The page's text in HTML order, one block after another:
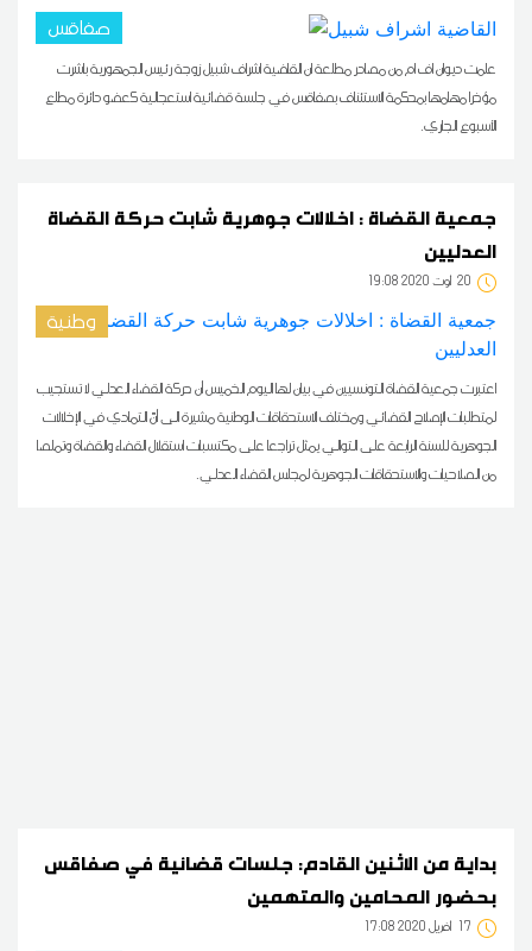
صفاقس
علمت ديوان اف ام من مصادر مطلعة ان القاضية اشراف شبيل زوجة رئيس الجمهورية باشرت
مؤخرا مهامها بمحكمة الاستئناف بصفاقس في جلسة قضائية استعجالية كعضو دائرة مطلع
الأسبوع الجاري.
جمعية القضاة : اخلالات جوهرية شابت حركة القضاة
العدليين
20 19:08 2020 أوت
وطنية
اعتبرت جمعية القضاة التونسيين في بيان لها اليوم الخميس أن حركة القضاء العدلي لا تستجيب
لمتطلبات الإصلاح القضائي ومختلف الاستحقاقات الوطنية مشيرة الى أنّ التمادي في الإخلالات
الجوهرية للسنة الرابعة على التوالي يمثل تراجعا على مكتسبات استقلال القضاء والقضاة وتملصا
من الصلاحيات والاستحقاقات الجوهرية لمجلس القضاء العدلي.
بداية من الاثنين القادم: جلسات قضائية في صفاقس
بحضور المحامين والمتهمين
17 17:08 2020 أفريل